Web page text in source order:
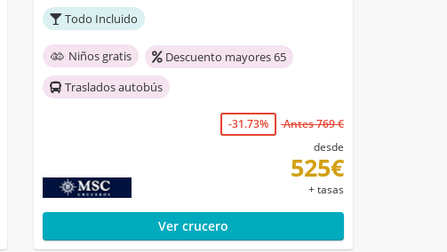
Todo Incluido
Niños gratis
Descuento mayores 65
Traslados autobús
-31.73%
Antes 769 €
desde
525€
+ tasas
Ver crucero